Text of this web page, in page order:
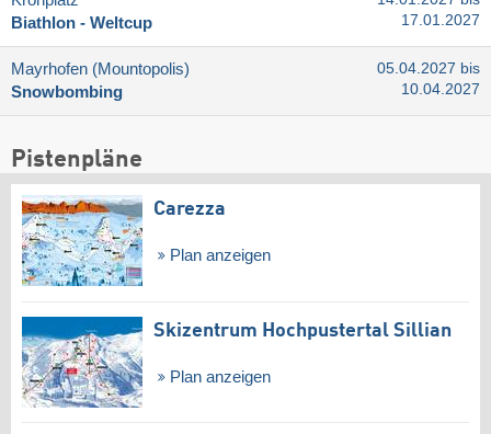
Biathlon - Weltcup
17.01.2027
Mayrhofen (Mountopolis)
Snowbombing
05.04.2027 bis
10.04.2027
Pistenpläne
Carezza
Plan anzeigen
Skizentrum Hochpustertal Sillian
Plan anzeigen